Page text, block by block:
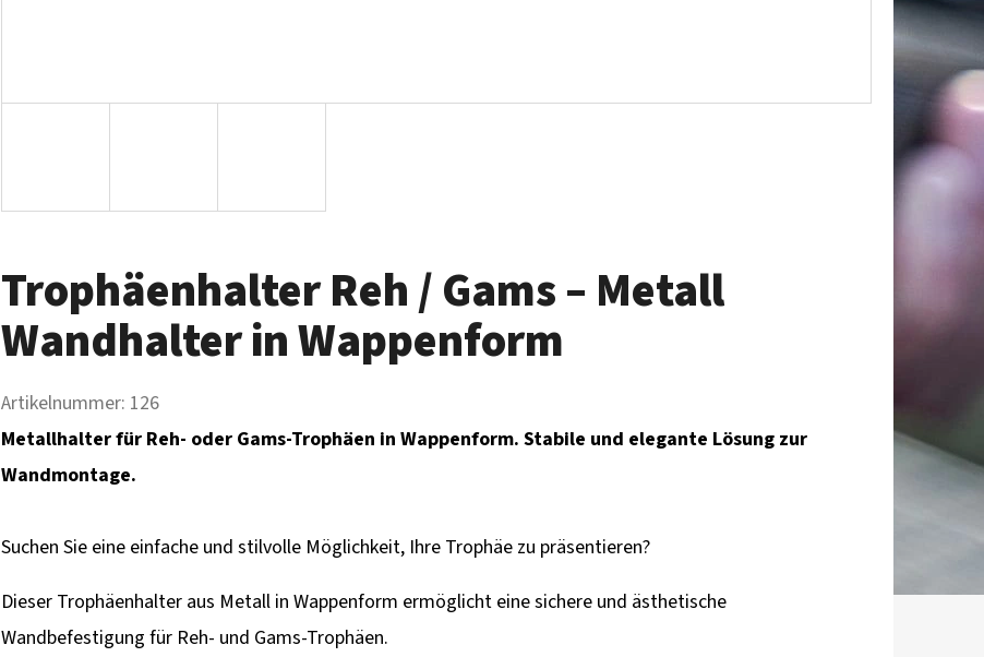
Trophäenhalter Reh / Gams – Metall
Wandhalter in Wappenform
Artikelnummer: 126
Metallhalter für Reh- oder Gams-Trophäen in Wappenform. Stabile und elegante Lösung zur
Wandmontage.
Suchen Sie eine einfache und stilvolle Möglichkeit, Ihre Trophäe zu präsentieren?
Dieser Trophäenhalter aus Metall in Wappenform ermöglicht eine sichere und ästhetische
Wandbefestigung für Reh- und Gams-Trophäen.